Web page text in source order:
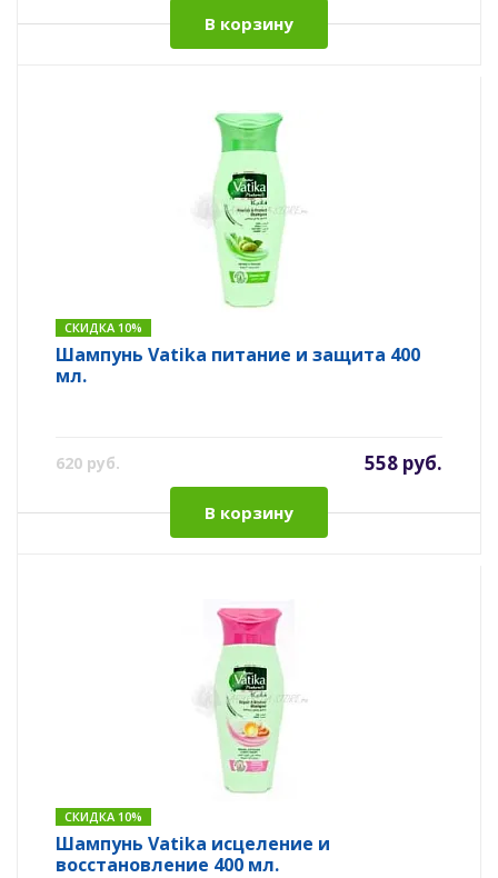
В корзину
СКИДКА 10%
Шампунь Vatika питание и защита 400
мл.
620 руб. 558 руб.
В корзину
СКИДКА 10%
Шампунь Vatika исцеление и
восстановление 400 мл.